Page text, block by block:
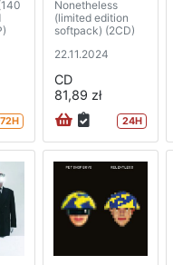
72H
Nonetheless
(limited edition
softpack) (2CD)
22.11.2024
CD
81,89 zł
24H